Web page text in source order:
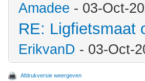
Amadee - 03-Oct-
RE: Ligfietsmaat
ErikvanD - 03-Oct-
Afdrukversie weergeven